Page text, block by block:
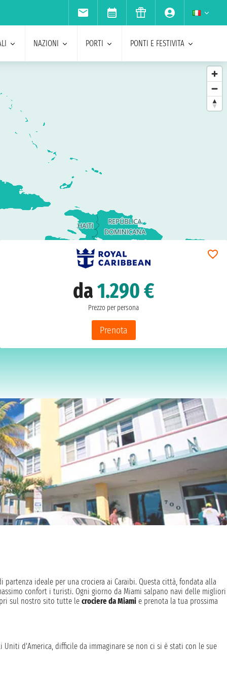
NAZIONI PORTI PONTI E FESTIVITA
da1.290 €
Prezzo per persona
Prenota
ideale per una crociera ai Caraibi. Questa città, fondata alla
confort i turisti. Ogni giorno da Miami salpano navi delle migliori
sul nostro sito tutte le crociere da Miamie prenota la tua prossima
d'America, difficile da immaginare se non ci si è stati con le sue